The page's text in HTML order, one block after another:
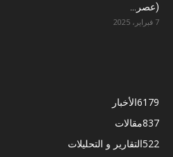
(عصر...
7 فبراير، 2025
الأخبار6179
مقالات837
التقارير و التحليلات522